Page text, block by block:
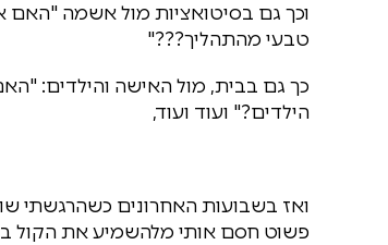
וכך גם בסיטואציות מול אשמה "האם
טבעי מהתהליך???"
כך גם בבית, מול האישה והילדים:
הילדים?" ועוד ועוד,
ואז בשבועות האחרונים כשהרגשתי
פשוט חסם אותי מלהשמיע את הקול